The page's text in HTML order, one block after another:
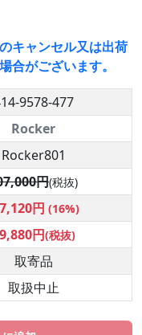
キャンセル又は出荷
合がございます。
9578-477
Rocker
Rocker801
円(税抜)
円 (16%)
円(税抜)
取寄品
取扱中止